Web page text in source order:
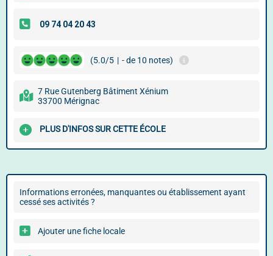
(5.0/5 | - de 10 notes)
7 Rue Gutenberg Bâtiment Xénium
33700 Mérignac
PLUS D'INFOS SUR CETTE ÉCOLE
Informations erronées, manquantes ou établissement ayant
cessé ses activités ?
Ajouter une fiche locale